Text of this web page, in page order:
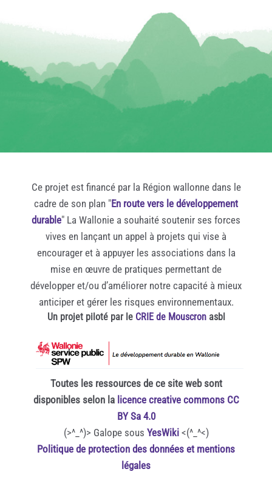
Ce projet est financé par la Région wallonne dans le
cadre de son plan "En route vers le développement
durable" La Wallonie a souhaité soutenir ses forces
vives en lançant un appel à projets qui vise à
encourager et à appuyer les associations dans la
mise en œuvre de pratiques permettant de
développer et/ou d’améliorer notre capacité à mieux
anticiper et gérer les risques environnementaux.
Un projet piloté par le CRIE de Mouscronasbl
Toutes les ressources de ce site web sont
disponibles selon la licence creative commons CC
BY Sa 4.0
(>^_^)> Galope sous YesWiki<(^_^<)
Politique de protection des données et mentions
légales